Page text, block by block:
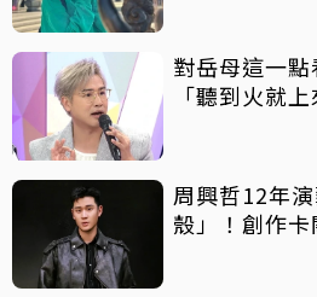
對岳母這一
「聽到火就上
周興哲12年
殼」！創作